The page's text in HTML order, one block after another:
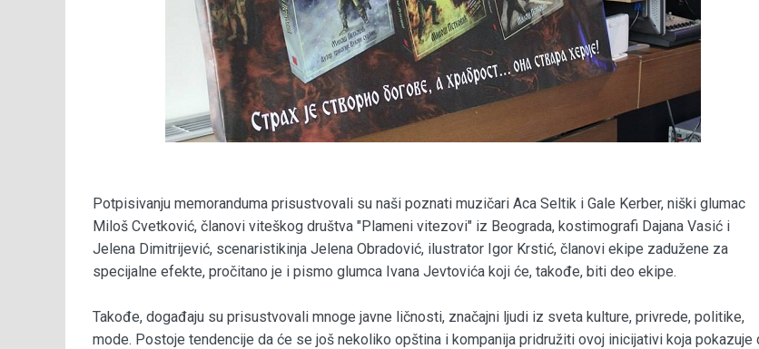
Potpisivanju memoranduma prisustvovali su naši poznati muzičari Aca Seltik i Gale Kerber, niški glumac
Miloš Cvetković, članovi viteškog društva "Plameni vitezovi" iz Beograda, kostimografi Dajana Vasić i
Jelena Dimitrijević, scenaristikinja Jelena Obradović, ilustrator Igor Krstić, članovi ekipe zadužene za
specijalne efekte, pročitano je i pismo glumca Ivana Jevtovića koji će, takođe, biti deo ekipe.
Takođe, događaju su prisustvovali mnoge javne ličnosti, značajni ljudi iz sveta kulture, privrede, politike,
mode. Postoje tendencije da će se još nekoliko opština i kompanija pridružiti ovoj inicijativi koja pokazuje